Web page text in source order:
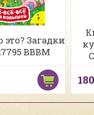
это? Загадки
ВВВМ